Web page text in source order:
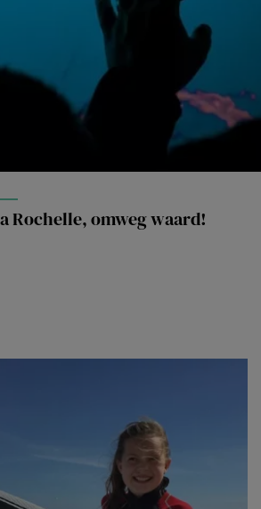
Rochelle, omweg waard!